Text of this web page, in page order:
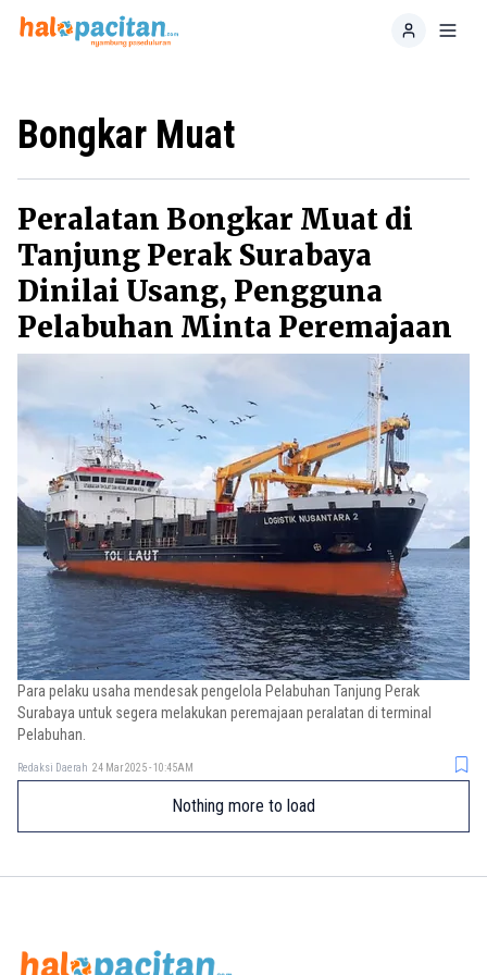
Home
Bongkar Muat
Peralatan Bongkar Muat di
Tanjung Perak Surabaya
Dinilai Usang, Pengguna
Pelabuhan Minta Peremajaan
Para pelaku usaha mendesak pengelola Pelabuhan Tanjung Perak
Surabaya untuk segera melakukan peremajaan peralatan di terminal
Pelabuhan.
Redaksi Daerah 24 Mar 2025 - 10:45AM
Nothing more to load